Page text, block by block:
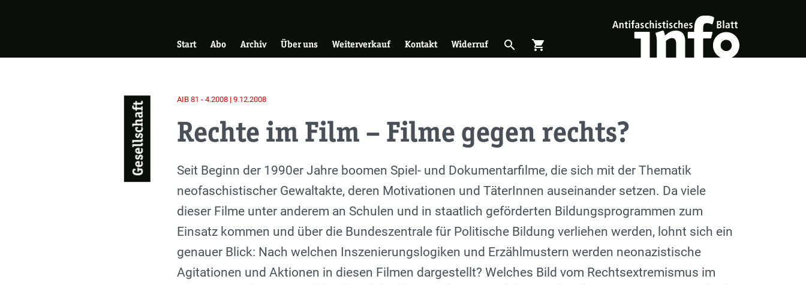
Hauptnavigation
Start Abo Archiv Über uns Weiterverkauf Kontakt Widerruf Suche öffnen
search Warenkorb öffnen
shopping_cart
Gesellschaft
AIB 81 - 4.2008 | 9.12.2008
Rechte im Film – Filme gegen rechts?
Einleitung
Seit Beginn der 1990er Jahre boomen Spiel- und Dokumentarfilme, die sich mit der Thematik
neofaschistischer Gewaltakte, deren Motivationen und TäterInnen auseinander setzen. Da viele
dieser Filme unter anderem an Schulen und in staatlich geförderten Bildungsprogrammen zum
Einsatz kommen und über die Bundeszentrale für Politische Bildung verliehen werden, lohnt sich ein
genauer Blick: Nach welchen Inszenierungslogiken und Erzählmustern werden neonazistische
Agitationen und Aktionen in diesen Filmen dargestellt? Welches Bild vom Rechtsextremismus im